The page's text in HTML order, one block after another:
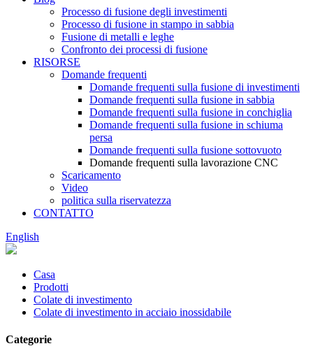
Processo di fusione degli investimenti
Processo di fusione in stampo in sabbia
Fusione di metalli e leghe
Confronto dei processi di fusione
RISORSE
Domande frequenti
Domande frequenti sulla fusione di investimenti
Domande frequenti sulla fusione in sabbia
Domande frequenti sulla fusione in conchiglia
Domande frequenti sulla fusione in schiuma
persa
Domande frequenti sulla fusione sottovuoto
Domande frequenti sulla lavorazione CNC
Scaricamento
Video
politica sulla riservatezza
CONTATTO
English
Casa
Prodotti
Colate di investimento
Colate di investimento in acciaio inossidabile
Categorie